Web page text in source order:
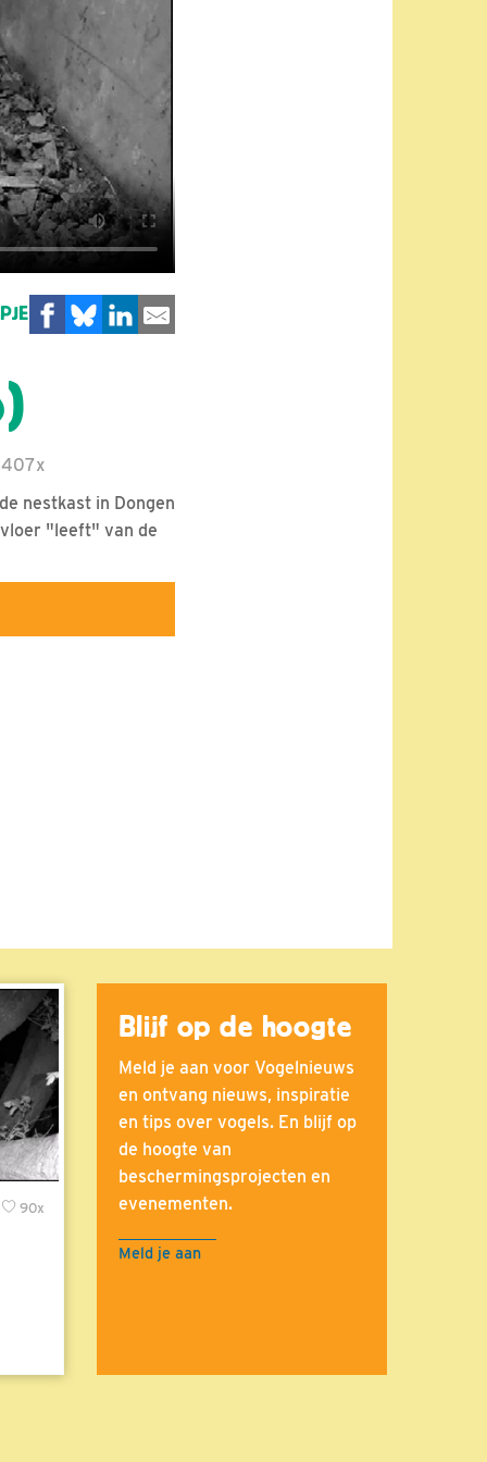
nestkast in Dongen
"leeft" van de
90x
Blijf op de hoogte
Meld je aan voor Vogelnieuws
en ontvang nieuws, inspiratie
en tips over vogels. En blijf op
de hoogte van
beschermingsprojecten en
evenementen.
Meld je aan